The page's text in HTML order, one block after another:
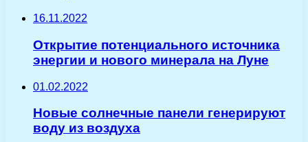
16.11.2022
Открытие потенциального источника
энергии и нового минерала на Луне
01.02.2022
Новые солнечные панели генерируют
воду из воздуха